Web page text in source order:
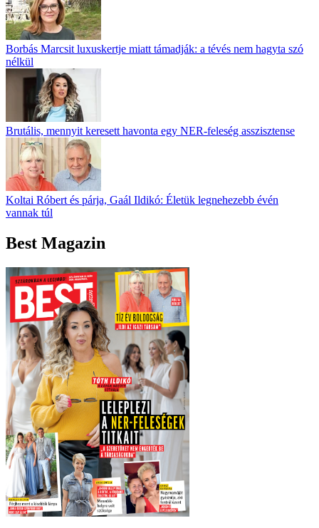
Borbás Marcsit luxuskertje miatt támadják: a tévés nem hagyta szó
nélkül
Brutális, mennyit keresett havonta egy NER-feleség asszisztense
Koltai Róbert és párja, Gaál Ildikó: Életük legnehezebb évén
vannak túl
Best Magazin